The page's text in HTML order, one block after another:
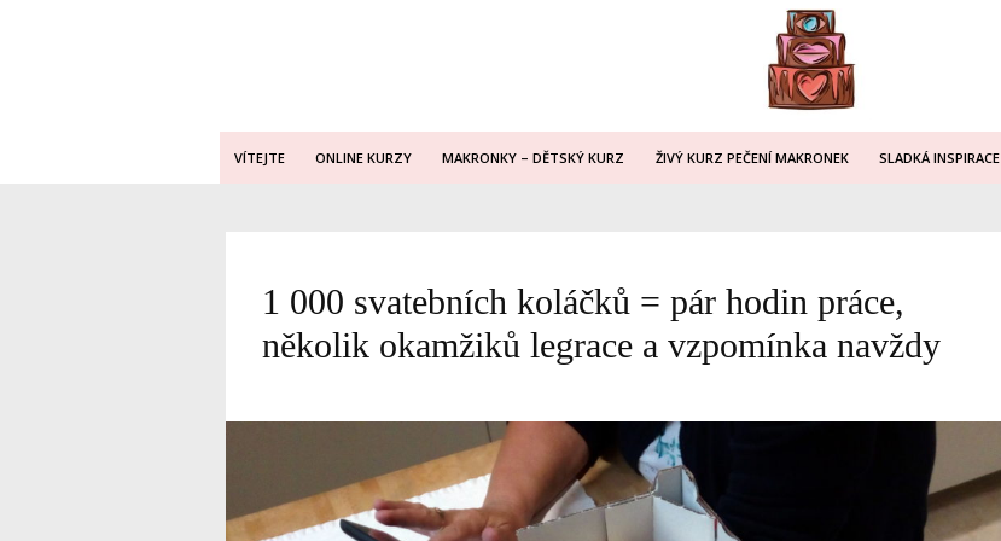
VÍTEJTE ONLINE KURZY MAKRONKY – DĚTSKÝ KURZ ŽIVÝ KURZ PEČENÍ MAKRONEK SLADKÁ INSPIRACE
1 000 svatebních koláčků = pár hodin práce,
několik okamžiků legrace a vzpomínka navždy